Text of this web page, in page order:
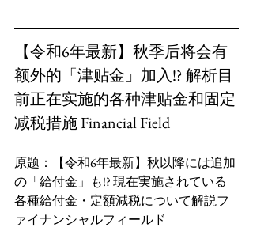
【令和6年最新】秋季后将会有
额外的「津贴金」加入!? 解析目
前正在实施的各种津贴金和固定
减税措施 Financial Field
原题：【令和6年最新】秋以降には追加
の「給付金」も!? 現在実施されている
各種給付金・定額減税について解説フ